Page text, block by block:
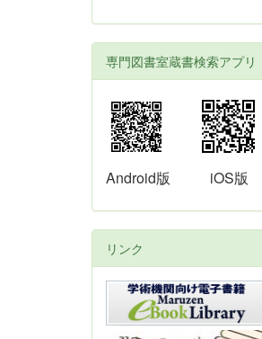
専門図書室蔵書検索アプリ
Android版 iOS版
リンク